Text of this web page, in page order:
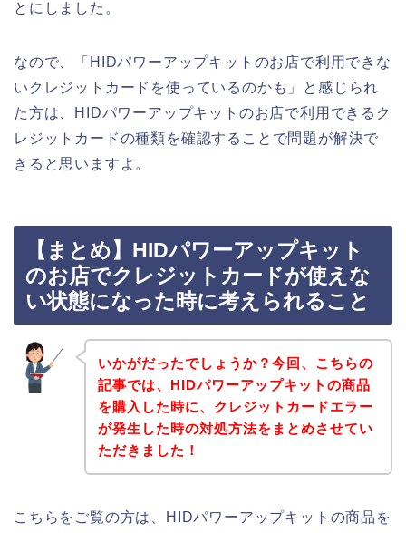
とにしました。
なので、「HIDパワーアップキットのお店で利用できな
いクレジットカードを使っているのかも」と感じられ
た方は、HIDパワーアップキットのお店で利用できるク
レジットカードの種類を確認することで問題が解決で
きると思いますよ。
【まとめ】HIDパワーアップキット
のお店でクレジットカードが使えな
い状態になった時に考えられること
いかがだったでしょうか？今回、こちらの
記事では、HIDパワーアップキットの商品
を購入した時に、クレジットカードエラー
が発生した時の対処方法をまとめさせてい
ただきました！
こちらをご覧の方は、HIDパワーアップキットの商品を